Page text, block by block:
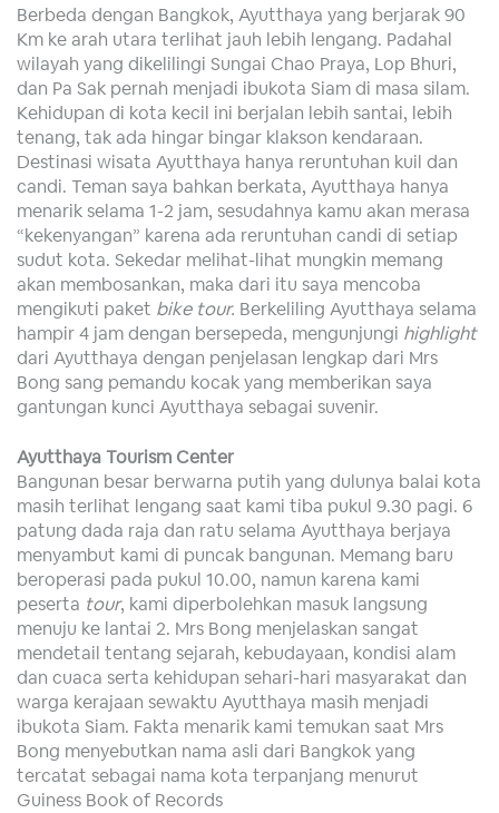
Berbeda dengan Bangkok, Ayutthaya yang berjarak 90
Km ke arah utara terlihat jauh lebih lengang. Padahal
wilayah yang dikelilingi Sungai Chao Praya, Lop Bhuri,
dan Pa Sak pernah menjadi ibukota Siam di masa silam.
Kehidupan di kota kecil ini berjalan lebih santai, lebih
tenang, tak ada hingar bingar klakson kendaraan.
Destinasi wisata Ayutthaya hanya reruntuhan kuil dan
candi. Teman saya bahkan berkata, Ayutthaya hanya
menarik selama 1-2 jam, sesudahnya kamu akan merasa
“kekenyangan” karena ada reruntuhan candi di setiap
sudut kota. Sekedar melihat-lihat mungkin memang
akan membosankan, maka dari itu saya mencoba
mengikuti paket bike tour. Berkeliling Ayutthaya selama
hampir 4 jam dengan bersepeda, mengunjungi highlight
dari Ayutthaya dengan penjelasan lengkap dari Mrs
Bong sang pemandu kocak yang memberikan saya
gantungan kunci Ayutthaya sebagai suvenir.
Ayutthaya Tourism Center
Bangunan besar berwarna putih yang dulunya balai kota
masih terlihat lengang saat kami tiba pukul 9.30 pagi. 6
patung dada raja dan ratu selama Ayutthaya berjaya
menyambut kami di puncak bangunan. Memang baru
beroperasi pada pukul 10.00, namun karena kami
peserta tour, kami diperbolehkan masuk langsung
menuju ke lantai 2. Mrs Bong menjelaskan sangat
mendetail tentang sejarah, kebudayaan, kondisi alam
dan cuaca serta kehidupan sehari-hari masyarakat dan
warga kerajaan sewaktu Ayutthaya masih menjadi
ibukota Siam. Fakta menarik kami temukan saat Mrs
Bong menyebutkan nama asli dari Bangkok yang
tercatat sebagai nama kota terpanjang menurut
Guiness Book of Records